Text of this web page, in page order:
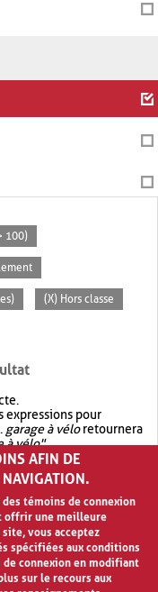
100)
(X) Hors classe
expressions pour
garage à véloretournera
à vélo".
OR.garage OR vélo
garage à vélo
AFIN DE
NAVIGATION.
témoins de connexion
offrir une meilleure
vous acceptez
spécifiées aux conditions
connexion en modifiant
sur le recours aux